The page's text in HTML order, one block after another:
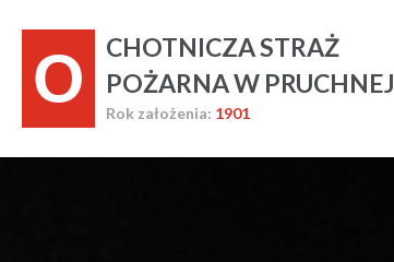
O
CHOTNICZA STRAŻ
POŻARNA W PRUCHNEJ
Rok założenia: 1901